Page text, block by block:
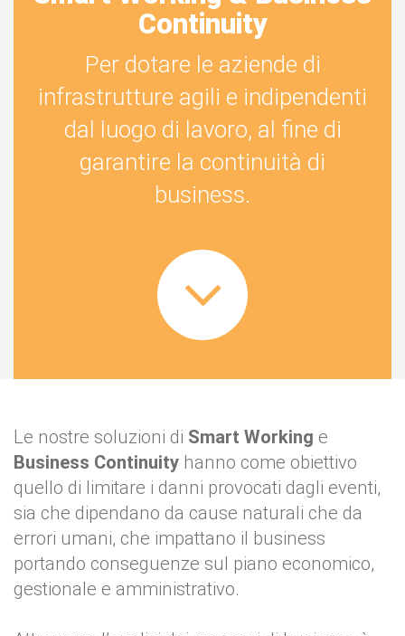
Continuity
Per dotare le aziende di
infrastrutture agili e indipendenti
dal luogo di lavoro, al fine di
garantire la continuità di
business.
Le nostre soluzioni di Smart Working e
Business Continuity hanno come obiettivo
quello di limitare i danni provocati dagli eventi,
sia che dipendano da cause naturali che da
errori umani, che impattano il business
portando conseguenze sul piano economico,
gestionale e amministrativo.